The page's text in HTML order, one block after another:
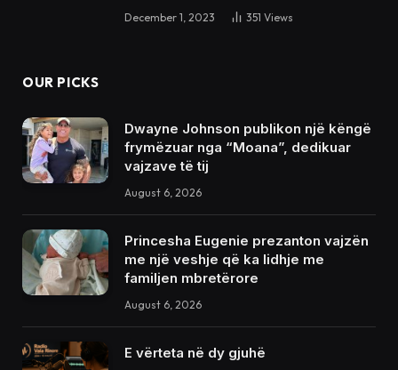
December 1, 2023 351 Views
OUR PICKS
Dwayne Johnson publikon një këngë
frymëzuar nga “Moana”, dedikuar
vajzave të tij
August 6, 2026
Princesha Eugenie prezanton vajzën
me një veshje që ka lidhje me
familjen mbretërore
August 6, 2026
E vërteta në dy gjuhë